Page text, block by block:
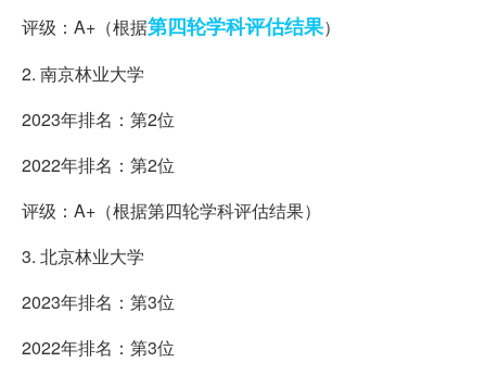
评级：A+（根据第四轮学科评估结果）
2. 南京林业大学
2023年排名：第2位
2022年排名：第2位
评级：A+（根据第四轮学科评估结果）
3. 北京林业大学
2023年排名：第3位
2022年排名：第3位